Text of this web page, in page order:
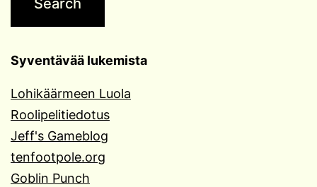
Syventävää lukemista
Lohikäärmeen Luola
Roolipelitiedotus
Jeff's Gameblog
tenfootpole.org
Goblin Punch